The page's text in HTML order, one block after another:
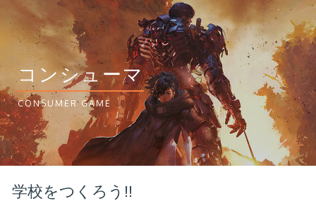
コンシューマ
CONSUMER GAME
学校をつくろう!!